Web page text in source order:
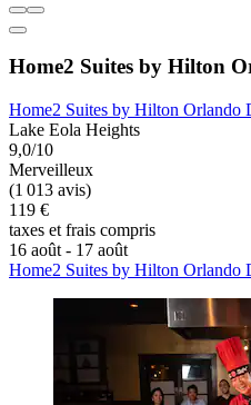
Home2 Suites by Hilton
Home2 Suites by Hilton Orlando
Lake Eola Heights
9,0/10
Merveilleux
(1 013 avis)
119 €
taxes et frais compris
16 août - 17 août
Home2 Suites by Hilton Orlando